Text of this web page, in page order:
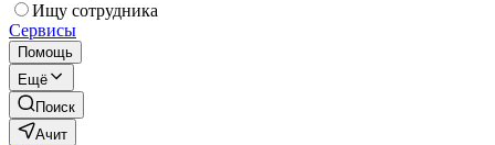
Ищу сотрудника
Сервисы
Помощь
Ещё
Поиск
Ачит